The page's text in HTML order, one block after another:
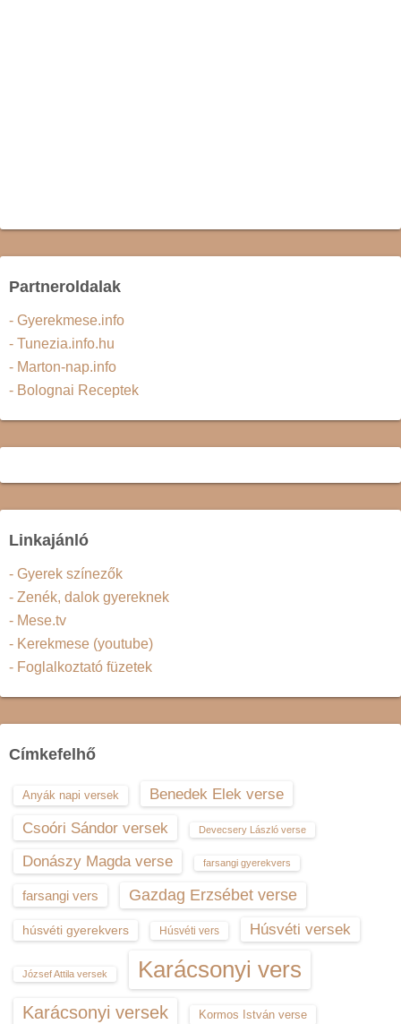
Partneroldalak
- Gyerekmese.info
- Tunezia.info.hu
- Marton-nap.info
- Bolognai Receptek
Linkajánló
- Gyerek színezők
- Zenék, dalok gyereknek
- Mese.tv
- Kerekmese (youtube)
- Foglalkoztató füzetek
Címkefelhő
Anyák napi versek
Benedek Elek verse
Csoóri Sándor versek
Devecsery László verse
Donászy Magda verse farsangi gyerekvers
farsangi vers Gazdag Erzsébet verse
húsvéti gyerekvers Húsvéti vers Húsvéti versek
József Attila versek Karácsonyi vers
Karácsonyi versek Kormos István verse